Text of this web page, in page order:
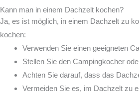
Kann man in einem Dachzelt kochen?
Ja, es ist möglich, in einem Dachzelt zu
kochen:
Verwenden Sie einen geeigneten
Stellen Sie den Campingkocher
Achten Sie darauf, dass das
Vermeiden Sie es, im Dachzelt zu